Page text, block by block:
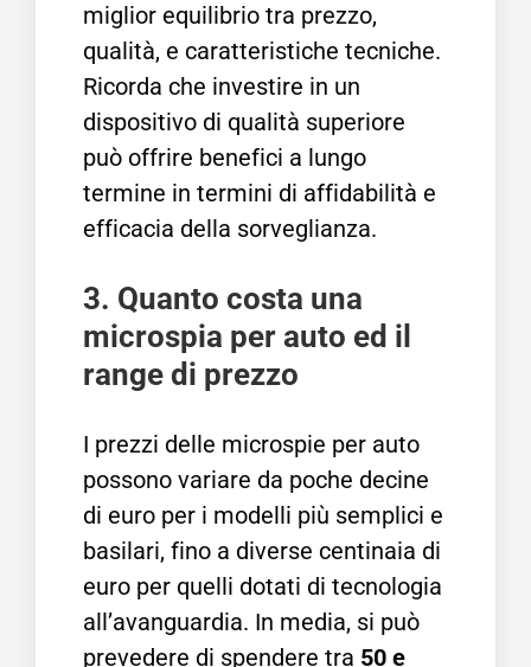
miglior equilibrio tra prezzo,
qualità, e caratteristiche tecniche.
Ricorda che investire in un
dispositivo di qualità superiore
può offrire benefici a lungo
termine in termini di affidabilità e
efficacia della sorveglianza.
3. Quanto costa una
microspia per auto ed il
range di prezzo
I prezzi delle microspie per auto
possono variare da poche decine
di euro per i modelli più semplici e
basilari, fino a diverse centinaia di
euro per quelli dotati di tecnologia
all’avanguardia. In media, si può
prevedere di spendere tra 50 e